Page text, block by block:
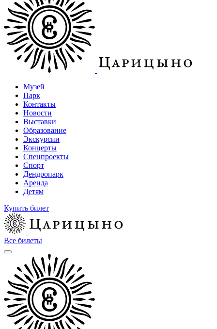
Музей
Парк
Контакты
Новости
Выставки
Образование
Экскурсии
Концерты
Спецпроекты
Спорт
Дендропарк
Аренда
Детям
Купить билет
Все билеты